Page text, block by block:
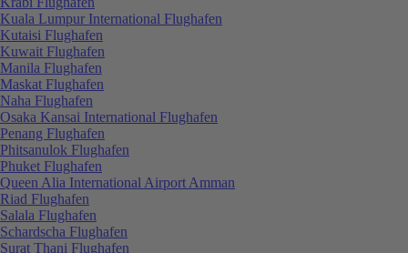
Kuala Lumpur International Flughafen
Kutaisi Flughafen
Kuwait Flughafen
Manila Flughafen
Maskat Flughafen
Naha Flughafen
Osaka Kansai International Flughafen
Penang Flughafen
Phitsanulok Flughafen
Phuket Flughafen
Queen Alia International Airport Amman
Riad Flughafen
Salala Flughafen
Schardscha Flughafen
Surat Thani Flughafen